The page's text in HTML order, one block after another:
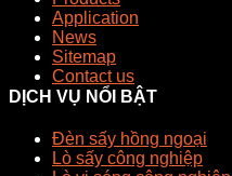
Application
News
Sitemap
Contact us
DỊCH VỤ NỔI BẬT
Đèn sấy hồng ngoại
Lò sấy công nghiệp